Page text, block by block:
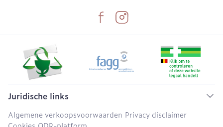
Juridische links
Algemene verkoopsvoorwaarden Privacy disclaimer